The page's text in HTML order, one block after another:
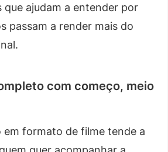
que ajudam a entender por
passam a render mais do
com começo, meio
em formato de filme tende a